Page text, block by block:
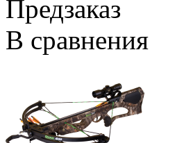
Предзаказ
В сравнения